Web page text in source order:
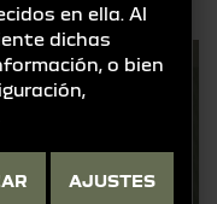
en ella. Al
dichas
o bien
AJUSTES